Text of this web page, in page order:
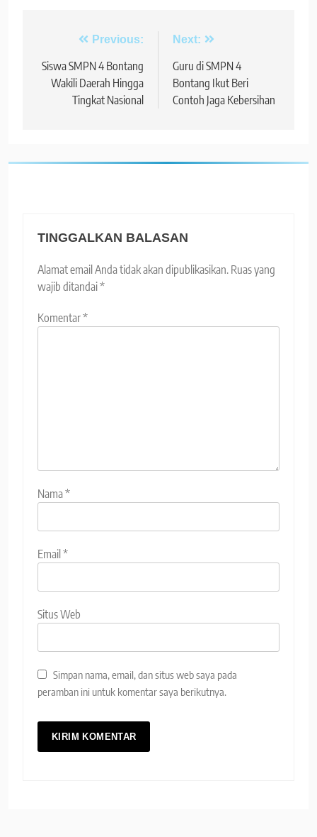
Navigasi
pos
Previous:
Siswa SMPN 4 Bontang
Wakili Daerah Hingga
Tingkat Nasional
Next:
Guru di SMPN 4
Bontang Ikut Beri
Contoh Jaga Kebersihan
TINGGALKAN BALASAN
Alamat email Anda tidak akan dipublikasikan. Ruas yang
wajib ditandai*
Komentar*
Nama*
Email *
Situs Web
Simpan nama, email, dan situs web saya pada
peramban ini untuk komentar saya berikutnya.